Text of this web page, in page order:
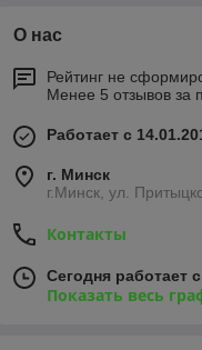
О нас
Рейтинг не
Менее 5 отзывов за
Работает с
г. Минск
г.Минск, ул.
Контакты
Сегодня работает
Показать весь